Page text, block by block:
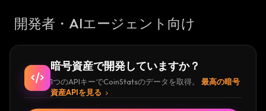
開発者・AIエージェント向け
暗号資産で開発していますか？
1つのAPIキーでCoinStatsのデータを取得。
最高の暗号
資産APIを見る